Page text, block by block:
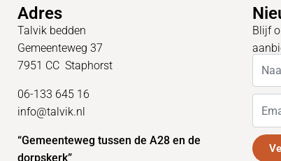
Adres
Talvik bedden
Gemeenteweg 37
7951 CC Staphorst
06-133 645 16
info@talvik.nl
“Gemeenteweg tussen de A28 en de
dorpskerk”
Blijf